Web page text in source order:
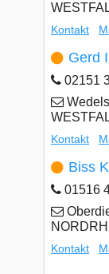
Kontakt
Gerd
02151
Kontakt
Biss
01516
Kontakt